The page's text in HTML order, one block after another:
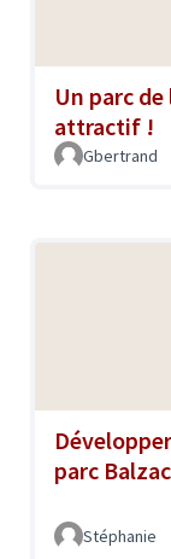
Un parc
attractif !
Gbertrand
parc Balzac
Stéphanie